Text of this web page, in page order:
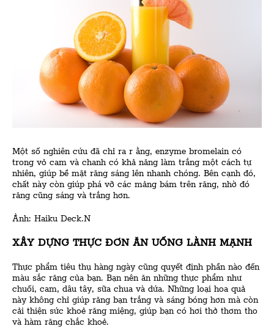
Một số nghiên cứu đã chỉ ra r ằng, enzyme bromelain có
trong vỏ cam và chanh có khả năng làm trắng một cách tự
nhiên, giúp bề mặt răng sáng lên nhanh chóng. Bên cạnh đó,
chất này còn giúp phá vỡ các mảng bám trên răng, nhờ đó
răng cũng sáng và trắng hơn.
Ảnh: Haiku Deck.N
XÂY DỰNG THỰC ĐƠN ĂN UỐNG LÀNH MẠNH
Thực phẩm tiêu thụ hàng ngày cũng quyết định phần nào đến
màu sắc răng của bạn. Bạn nên ăn những thực phẩm như
chuối, cam, dâu tây, sữa chua và dứa. Những loại hoa quả
này không chỉ giúp răng bạn trắng và sáng bóng hơn mà còn
cải thiện sức khoẻ răng miệng, giúp bạn có hơi thở thơm tho
và hàm răng chắc khoẻ.